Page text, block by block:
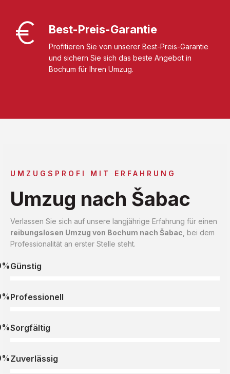
Best-Preis-Garantie
Profitieren Sie von unserer Best-Preis-Garantie
und sichern Sie sich das beste Angebot in
Bochum für Ihren Umzug.
UMZUGSPROFI MIT ERFAHRUNG
Umzug nach Šabac
Verlassen Sie sich auf unsere langjährige Erfahrung für einen
reibungslosen Umzug von Bochum nach Šabac , bei dem
Professionalität an erster Stelle steht.
Günstig
Professionell
Sorgfältig
Zuverlässig